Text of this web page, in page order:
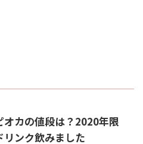
オカの値段は？2020年限
リンク飲みました